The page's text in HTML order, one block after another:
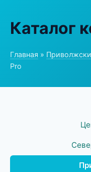
Каталог
Главная »
Pro